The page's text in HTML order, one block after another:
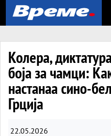
Колера,
боја за чамци:
настанаа сино-
Грција
22.05.2026